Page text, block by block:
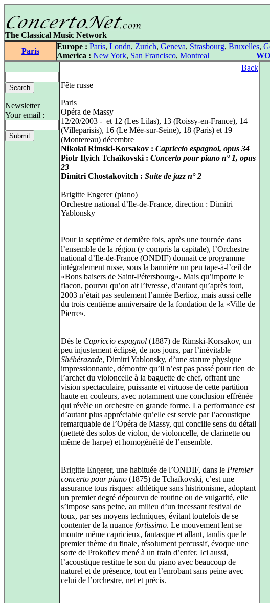
The Classical Music Network
Paris
Europe : Paris, Londn, Zurich, Geneva, Strasbourg, Bruxelles,
America : New York, San Francisco, Montreal
Newsletter
Your email :
Back
Fête russe
Paris
Opéra de Massy
12/20/2003 - et 12 (Les Lilas), 13 (Roissy-en-France), 14
(Villeparisis), 16 (Le Mée-sur-Seine), 18 (Paris) et 19
(Montereau) décembre
Nikolaï Rimski-Korsakov : Capriccio espagnol, opus 34
Piotr Ilyich Tchaïkovski : Concerto pour piano n° 1, opus
23
Dimitri Chostakovitch : Suite de jazz n° 2
Brigitte Engerer (piano)
Orchestre national d’Ile-de-France, direction : Dimitri
Yablonsky
Pour la septième et dernière fois, après une tournée dans
l’ensemble de la région (y compris la capitale), l’Orchestre
national d’Ile-de-France (ONDIF) donnait ce programme
intégralement russe, sous la bannière un peu tape-à-l’œil de
«Bons baisers de Saint-Pétersbourg». Mais qu’importe le
flacon, pourvu qu’on ait l’ivresse, d’autant qu’après tout,
2003 n’était pas seulement l’année Berlioz, mais aussi celle
du trois centième anniversaire de la fondation de la «Ville de
Pierre».
Dès le Capriccio espagnol (1887) de Rimski-Korsakov, un
peu injustement éclipsé, de nos jours, par l’inévitable
Shéhérazade, Dimitri Yablonsky, d’une stature physique
impressionnante, démontre qu’il n’est pas passé pour rien de
l’archet du violoncelle à la baguette de chef, offrant une
vision spectaculaire, puissante et virtuose de cette partition
haute en couleurs, avec notamment une conclusion effrénée
qui révèle un orchestre en grande forme. La performance est
d’autant plus appréciable qu’elle est servie par l’acoustique
remarquable de l’Opéra de Massy, qui concilie sens du détail
(netteté des solos de violon, de violoncelle, de clarinette ou
même de harpe) et homogénéité de l’ensemble.
Brigitte Engerer, une habituée de l’ONDIF, dans le Premier
concerto pour piano (1875) de Tchaïkovski, c’est une
assurance tous risques: athlétique sans histrionisme, adoptant
un premier degré dépourvu de routine ou de vulgarité, elle
s’impose sans peine, au milieu d’un incessant festival de
toux, par ses moyens techniques, évitant toutefois de se
contenter de la nuance fortissimo. Le mouvement lent se
montre même capricieux, fantasque et allant, tandis que le
premier thème du finale, résolument percussif, évoque une
sorte de Prokofiev mené à un train d’enfer. Ici aussi,
l’acoustique restitue le son du piano avec beaucoup de
naturel et de présence, tout en l’enrobant sans peine avec
celui de l’orchestre, net et précis.